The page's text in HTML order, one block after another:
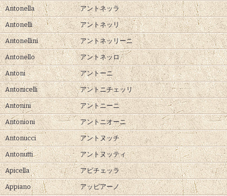
Antonella アントネッラ
Antonelli アントネッリ
Antonellini アントネッリーニ
Antonello アントネッロ
Antoni アントーニ
Antonicelli アントニチェッリ
Antonini アントニーニ
Antonioni アントニオーニ
Antonucci アントヌッチ
Antonutti アントヌッティ
Apicella アピチェッラ
Appiano アッピアーノ